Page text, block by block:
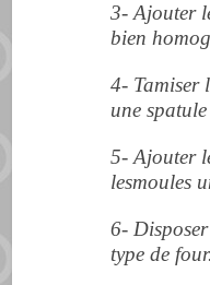
3- Ajouter
bien
4- Tamiser
une
5- Ajouter
lesmoules
6-
type de four.